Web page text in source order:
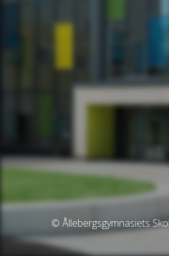
© Ållebergsgymnasiets